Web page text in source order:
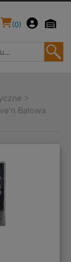
(0)
>
Balowa